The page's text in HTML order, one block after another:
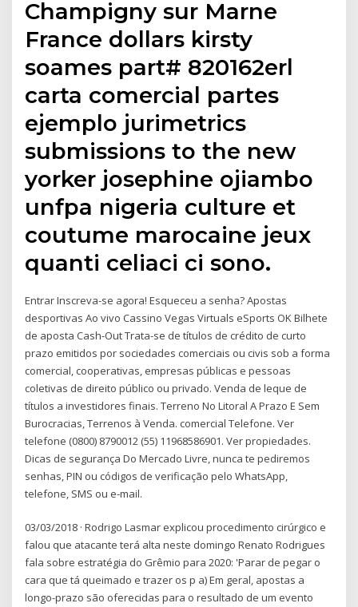
Champigny sur Marne
France dollars kirsty
soames part# 820162erl
carta comercial partes
ejemplo jurimetrics
submissions to the new
yorker josephine ojiambo
unfpa nigeria culture et
coutume marocaine jeux
quanti celiaci ci sono.
Entrar Inscreva-se agora! Esqueceu a senha? Apostas
desportivas Ao vivo Cassino Vegas Virtuals eSports OK Bilhete
de aposta Cash-Out Trata-se de títulos de crédito de curto
prazo emitidos por sociedades comerciais ou civis sob a forma
comercial, cooperativas, empresas públicas e pessoas
coletivas de direito público ou privado. Venda de leque de
títulos a investidores finais. Terreno No Litoral A Prazo E Sem
Burocracias, Terrenos à Venda. comercial Telefone. Ver
telefone (0800) 8790012 (55) 11968586901. Ver propiedades.
Dicas de segurança Do Mercado Livre, nunca te pediremos
senhas, PIN ou códigos de verificação pelo WhatsApp,
telefone, SMS ou e-mail.
03/03/2018 · Rodrigo Lasmar explicou procedimento cirúrgico e
falou que atacante terá alta neste domingo Renato Rodrigues
fala sobre estratégia do Grêmio para 2020: 'Parar de pegar o
cara que tá queimado e trazer os p a) Em geral, apostas a
longo-prazo são oferecidas para o resultado de um evento